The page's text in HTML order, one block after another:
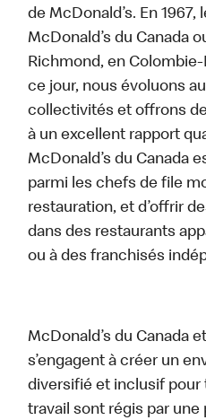
de McDonald’s. En
McDonald’s du Canada
Richmond, en
ce jour, nous évoluons
collectivités et offrons
à un excellent rapport
McDonald’s du Canada
parmi les chefs de file
restauration, et d’offrir
dans des restaurants
ou à des franchisés
McDonald’s du Canada
s’engagent à créer un
diversifié et inclusif pour
travail sont régis par